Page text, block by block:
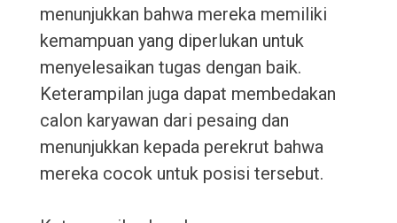
menunjukkan bahwa mereka memiliki
kemampuan yang diperlukan untuk
menyelesaikan tugas dengan baik.
Keterampilan juga dapat membedakan
calon karyawan dari pesaing dan
menunjukkan kepada perekrut bahwa
mereka cocok untuk posisi tersebut.